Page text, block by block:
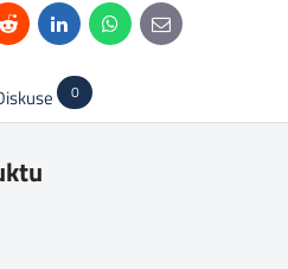
Reddit LinkedInWhatsApp
E-
mail
0